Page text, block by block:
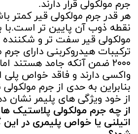
جرم مولکولی قرار دارند.
هر قدر جرم مولکولی قیر کمتر
نقطه ذوب آن پایین تر است.با
مولکولی قیر سفت تر و شکننده
ترکیبات هیدروکربنی دارای
۲۰۰۰ ضمن آنکه جامد هستند
واکسی دارند و فاقد خواص پلی
بنابراین به حدی از جرم
از خود ویژگی های پلیمر نشان
از چه جرم مولکولی پلاستیک
اتیلنی یا خواص پلیمری در